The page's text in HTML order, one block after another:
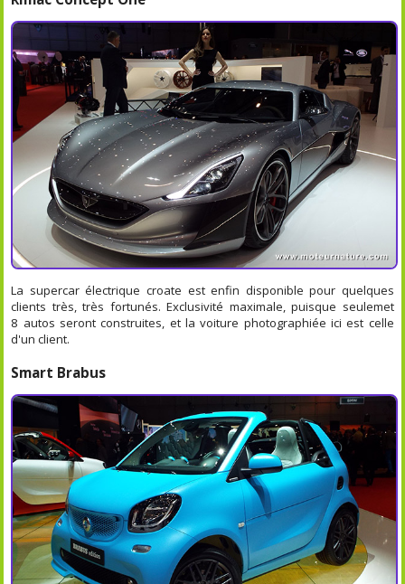
La supercar électrique croate est enfin disponible pour quelques
clients très, très fortunés. Exclusivité maximale, puisque seulemet
8 autos seront construites, et la voiture photographiée ici est celle
d'un client.
Smart Brabus